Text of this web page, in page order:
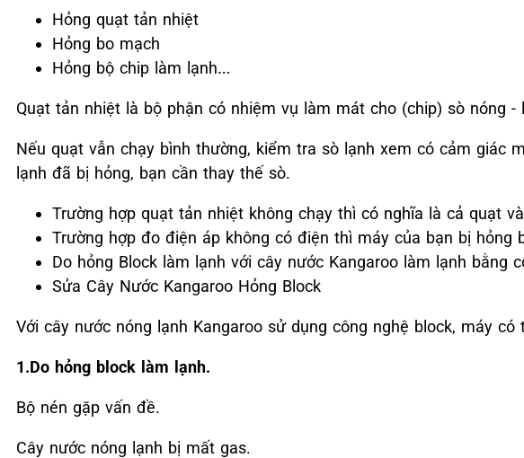
Hỏng quạt tản nhiệt
Hỏng bo mạch
Hỏng bộ chip làm lạnh…
Quạt tản nhiệt là bộ phận có nhiệm vụ làm mát cho (chip) sò nóng -
Nếu quạt vẫn chạy bình thường, kiểm tra sò lạnh xem có cảm giác
lạnh đã bị hỏng, bạn cần thay thế sò.
Trường hợp quạt tản nhiệt không chạy thì có nghĩa là cả quạt
Trường hợp đo điện áp không có điện thì máy của bạn bị
Do hỏng Block làm lạnh với cây nước Kangaroo làm lạnh bằng
Sửa Cây Nước Kangaroo Hỏng Block
Với cây nước nóng lạnh Kangaroo sử dụng công nghệ block, máy
1.Do hỏng block làm lạnh.
Bộ nén gặp vấn đề.
Cây nước nóng lạnh bị mất gas.